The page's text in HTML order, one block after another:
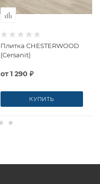
Плитка CHESTERWOOD
(Cersanit)
от1 290 ₽
КУПИТЬ